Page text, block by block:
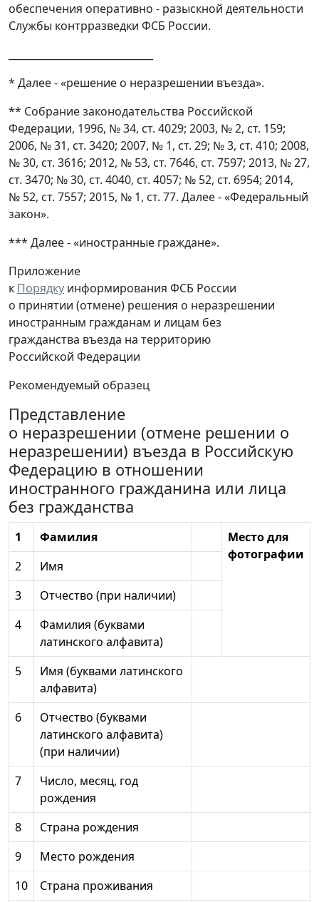
обеспечения оперативно - разыскной деятельности
Службы контрразведки ФСБ России.
* Далее - «решение о неразрешении въезда».
** Собрание законодательства Российской
Федерации, 1996, № 34, ст. 4029; 2003, № 2, ст. 159;
2006, № 31, ст. 3420; 2007, № 1, ст. 29; № 3, ст. 410; 2008,
№ 30, ст. 3616; 2012, № 53, ст. 7646, ст. 7597; 2013, № 27,
ст. 3470; № 30, ст. 4040, ст. 4057; № 52, ст. 6954; 2014,
№ 52, ст. 7557; 2015, № 1, ст. 77. Далее - «Федеральный
закон».
*** Далее - «иностранные граждане».
Приложение
к Порядку информирования ФСБ России
о принятии (отмене) решения о неразрешении
иностранным гражданам и лицам без
гражданства въезда на территорию
Российской Федерации
Рекомендуемый образец
Представление
о неразрешении (отмене решении о
неразрешении) въезда в Российскую
Федерацию в отношении
иностранного гражданина или лица
без гражданства
1 Фамилия
Место для
фотографии
2
Имя
3
Отчество (при наличии)
4
Фамилия (буквами
латинского алфавита)
5
Имя (буквами латинского
алфавита)
6
Отчество (буквами
латинского алфавита)
(при наличии)
7
Число, месяц, год
рождения
8
Страна рождения
9
Место рождения
10
Страна проживания